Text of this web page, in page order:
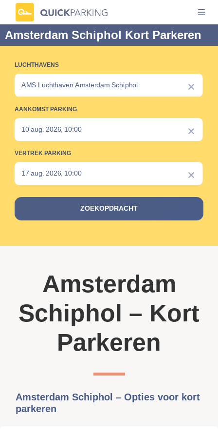
Amsterdam Schiphol Kort Parkeren
LUCHTHAVENS
AANKOMST PARKING
VERTREK PARKING
ZOEKOPDRACHT
Amsterdam
Schiphol – Kort
Parkeren
Amsterdam Schiphol – Opties voor kort
parkeren